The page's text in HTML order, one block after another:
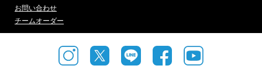
お問い合わせ
チームオーダー